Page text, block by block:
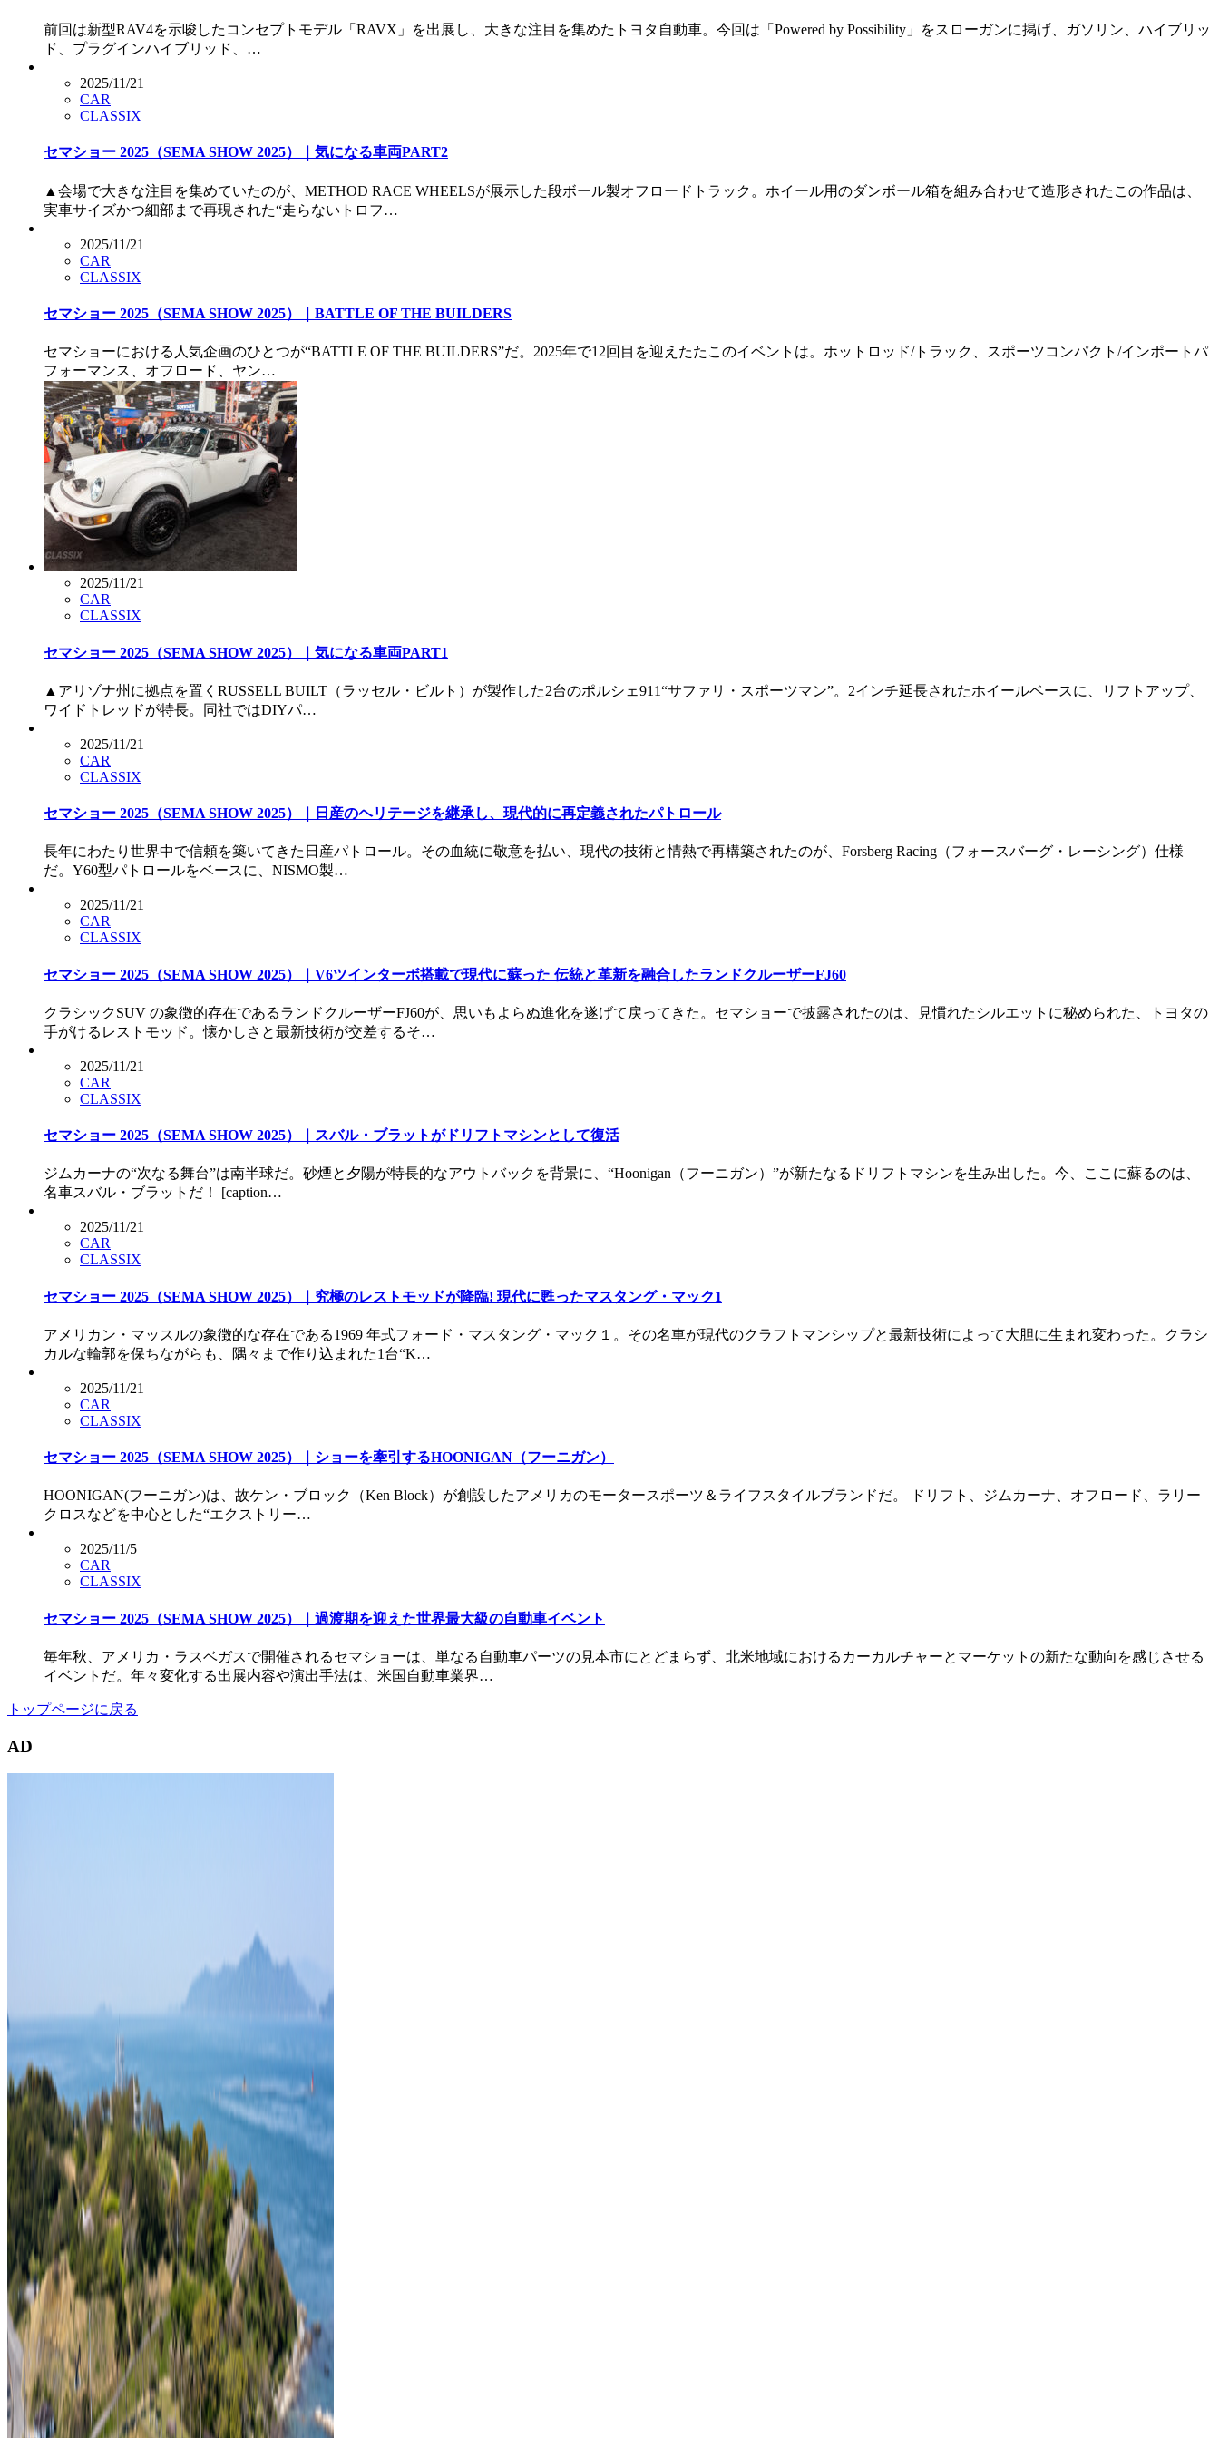
前回は新型RAV4を示唆したコンセプトモデル「RAVX」を出展し、大きな注目を集めたトヨタ自動車。今回は「Powered by Possibility」をスローガンに掲げ、ガソリン、ハイブリッ
ド、プラグインハイブリッド、…
2025/11/21
CAR
CLASSIX
セマショー 2025（SEMA SHOW 2025）｜気になる車両PART2
▲会場で大きな注目を集めていたのが、METHOD RACE WHEELSが展示した段ボール製オフロードトラック。ホイール用のダンボール箱を組み合わせて造形されたこの作品は、
実車サイズかつ細部まで再現された“走らないトロフ…
2025/11/21
CAR
CLASSIX
セマショー 2025（SEMA SHOW 2025）｜BATTLE OF THE BUILDERS
セマショーにおける人気企画のひとつが“BATTLE OF THE BUILDERS”だ。2025年で12回目を迎えたたこのイベントは。ホットロッド/トラック、スポーツコンパクト/インポートパ
フォーマンス、オフロード、ヤン…
2025/11/21
CAR
CLASSIX
セマショー 2025（SEMA SHOW 2025）｜気になる車両PART1
▲アリゾナ州に拠点を置くRUSSELL BUILT（ラッセル・ビルト）が製作した2台のポルシェ911“サファリ・スポーツマン”。2インチ延長されたホイールベースに、リフトアップ、
ワイドトレッドが特長。同社ではDIYパ…
2025/11/21
CAR
CLASSIX
セマショー 2025（SEMA SHOW 2025）｜日産のヘリテージを継承し、現代的に再定義されたパトロール
長年にわたり世界中で信頼を築いてきた日産パトロール。その血統に敬意を払い、現代の技術と情熱で再構築されたのが、Forsberg Racing（フォースバーグ・レーシング）仕様
だ。Y60型パトロールをベースに、NISMO製…
2025/11/21
CAR
CLASSIX
セマショー 2025（SEMA SHOW 2025）｜V6ツインターボ搭載で現代に蘇った 伝統と革新を融合したランドクルーザーFJ60
クラシックSUV の象徴的存在であるランドクルーザーFJ60が、思いもよらぬ進化を遂げて戻ってきた。セマショーで披露されたのは、見慣れたシルエットに秘められた、トヨタの
手がけるレストモッド。懐かしさと最新技術が交差するそ…
2025/11/21
CAR
CLASSIX
セマショー 2025（SEMA SHOW 2025）｜スバル・ブラットがドリフトマシンとして復活
ジムカーナの“次なる舞台”は南半球だ。砂煙と夕陽が特長的なアウトバックを背景に、“Hoonigan（フーニガン）”が新たなるドリフトマシンを生み出した。今、ここに蘇るのは、
名車スバル・ブラットだ！ [caption…
2025/11/21
CAR
CLASSIX
セマショー 2025（SEMA SHOW 2025）｜究極のレストモッドが降臨! 現代に甦ったマスタング・マック1
アメリカン・マッスルの象徴的な存在である1969 年式フォード・マスタング・マック１。その名車が現代のクラフトマンシップと最新技術によって大胆に生まれ変わった。クラシ
カルな輪郭を保ちながらも、隅々まで作り込まれた1台“K…
2025/11/21
CAR
CLASSIX
セマショー 2025（SEMA SHOW 2025）｜ショーを牽引するHOONIGAN（フーニガン）
HOONIGAN(フーニガン)は、故ケン・ブロック（Ken Block）が創設したアメリカのモータースポーツ＆ライフスタイルブランドだ。 ドリフト、ジムカーナ、オフロード、ラリー
クロスなどを中心とした“エクストリー…
2025/11/5
CAR
CLASSIX
セマショー 2025（SEMA SHOW 2025）｜過渡期を迎えた世界最大級の自動車イベント
毎年秋、アメリカ・ラスベガスで開催されるセマショーは、単なる自動車パーツの見本市にとどまらず、北米地域におけるカーカルチャーとマーケットの新たな動向を感じさせる
イベントだ。年々変化する出展内容や演出手法は、米国自動車業界…
トップページに戻る
AD